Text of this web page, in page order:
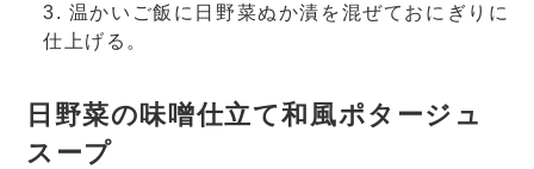
温かいご飯に日野菜ぬか漬を混ぜておにぎりに
仕上げる。
日野菜の味噌仕立て和風ポタージュ
スープ